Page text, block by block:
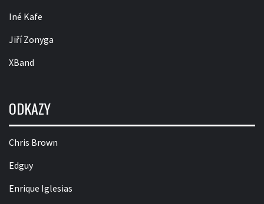
Iné Kafe
Jiří Zonyga
XBand
ODKAZY
Chris Brown
Edguy
Enrique Iglesias